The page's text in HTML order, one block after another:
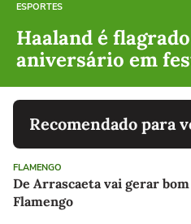
ESPORTES
Haaland é
aniversário em
Recomendado para
FLAMENGO
De Arrascaeta vai gerar
Flamengo